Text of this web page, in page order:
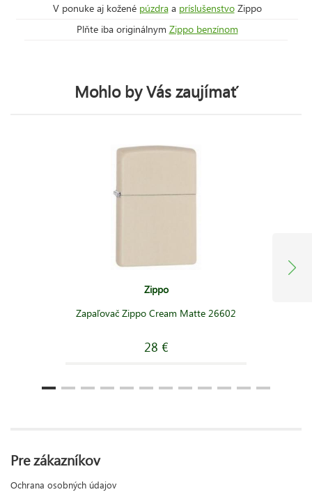
V ponuke aj kožené púzdraa príslušenstvoZippo
Plňte iba originálnym Zippo benzínom
Mohlo by Vás zaujímať
Zippo
Zapaľovač Zippo Cream Matte 26602
28 €
Pre zákazníkov
Ochrana osobných údajov